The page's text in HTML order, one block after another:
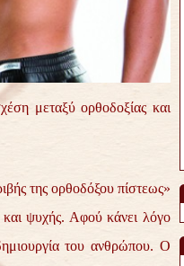
μεταξύ ορθοδοξίας και
της ορθοδόξου πίστεως»
ψυχής. Αφού κάνει λόγο
του ανθρώπου. Ο